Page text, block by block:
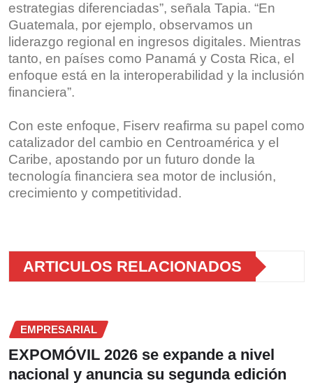
estrategias diferenciadas”, señala Tapia. “En
Guatemala, por ejemplo, observamos un
liderazgo regional en ingresos digitales. Mientras
tanto, en países como Panamá y Costa Rica, el
enfoque está en la interoperabilidad y la inclusión
financiera”.
Con este enfoque, Fiserv reafirma su papel como
catalizador del cambio en Centroamérica y el
Caribe, apostando por un futuro donde la
tecnología financiera sea motor de inclusión,
crecimiento y competitividad.
ARTICULOS RELACIONADOS
EMPRESARIAL
EXPOMÓVIL 2026 se expande a nivel
nacional y anuncia su segunda edición